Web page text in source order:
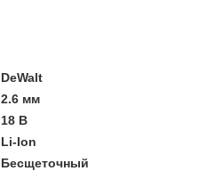
DeWalt
2.6 мм
18 В
Li-Ion
Бесщеточный